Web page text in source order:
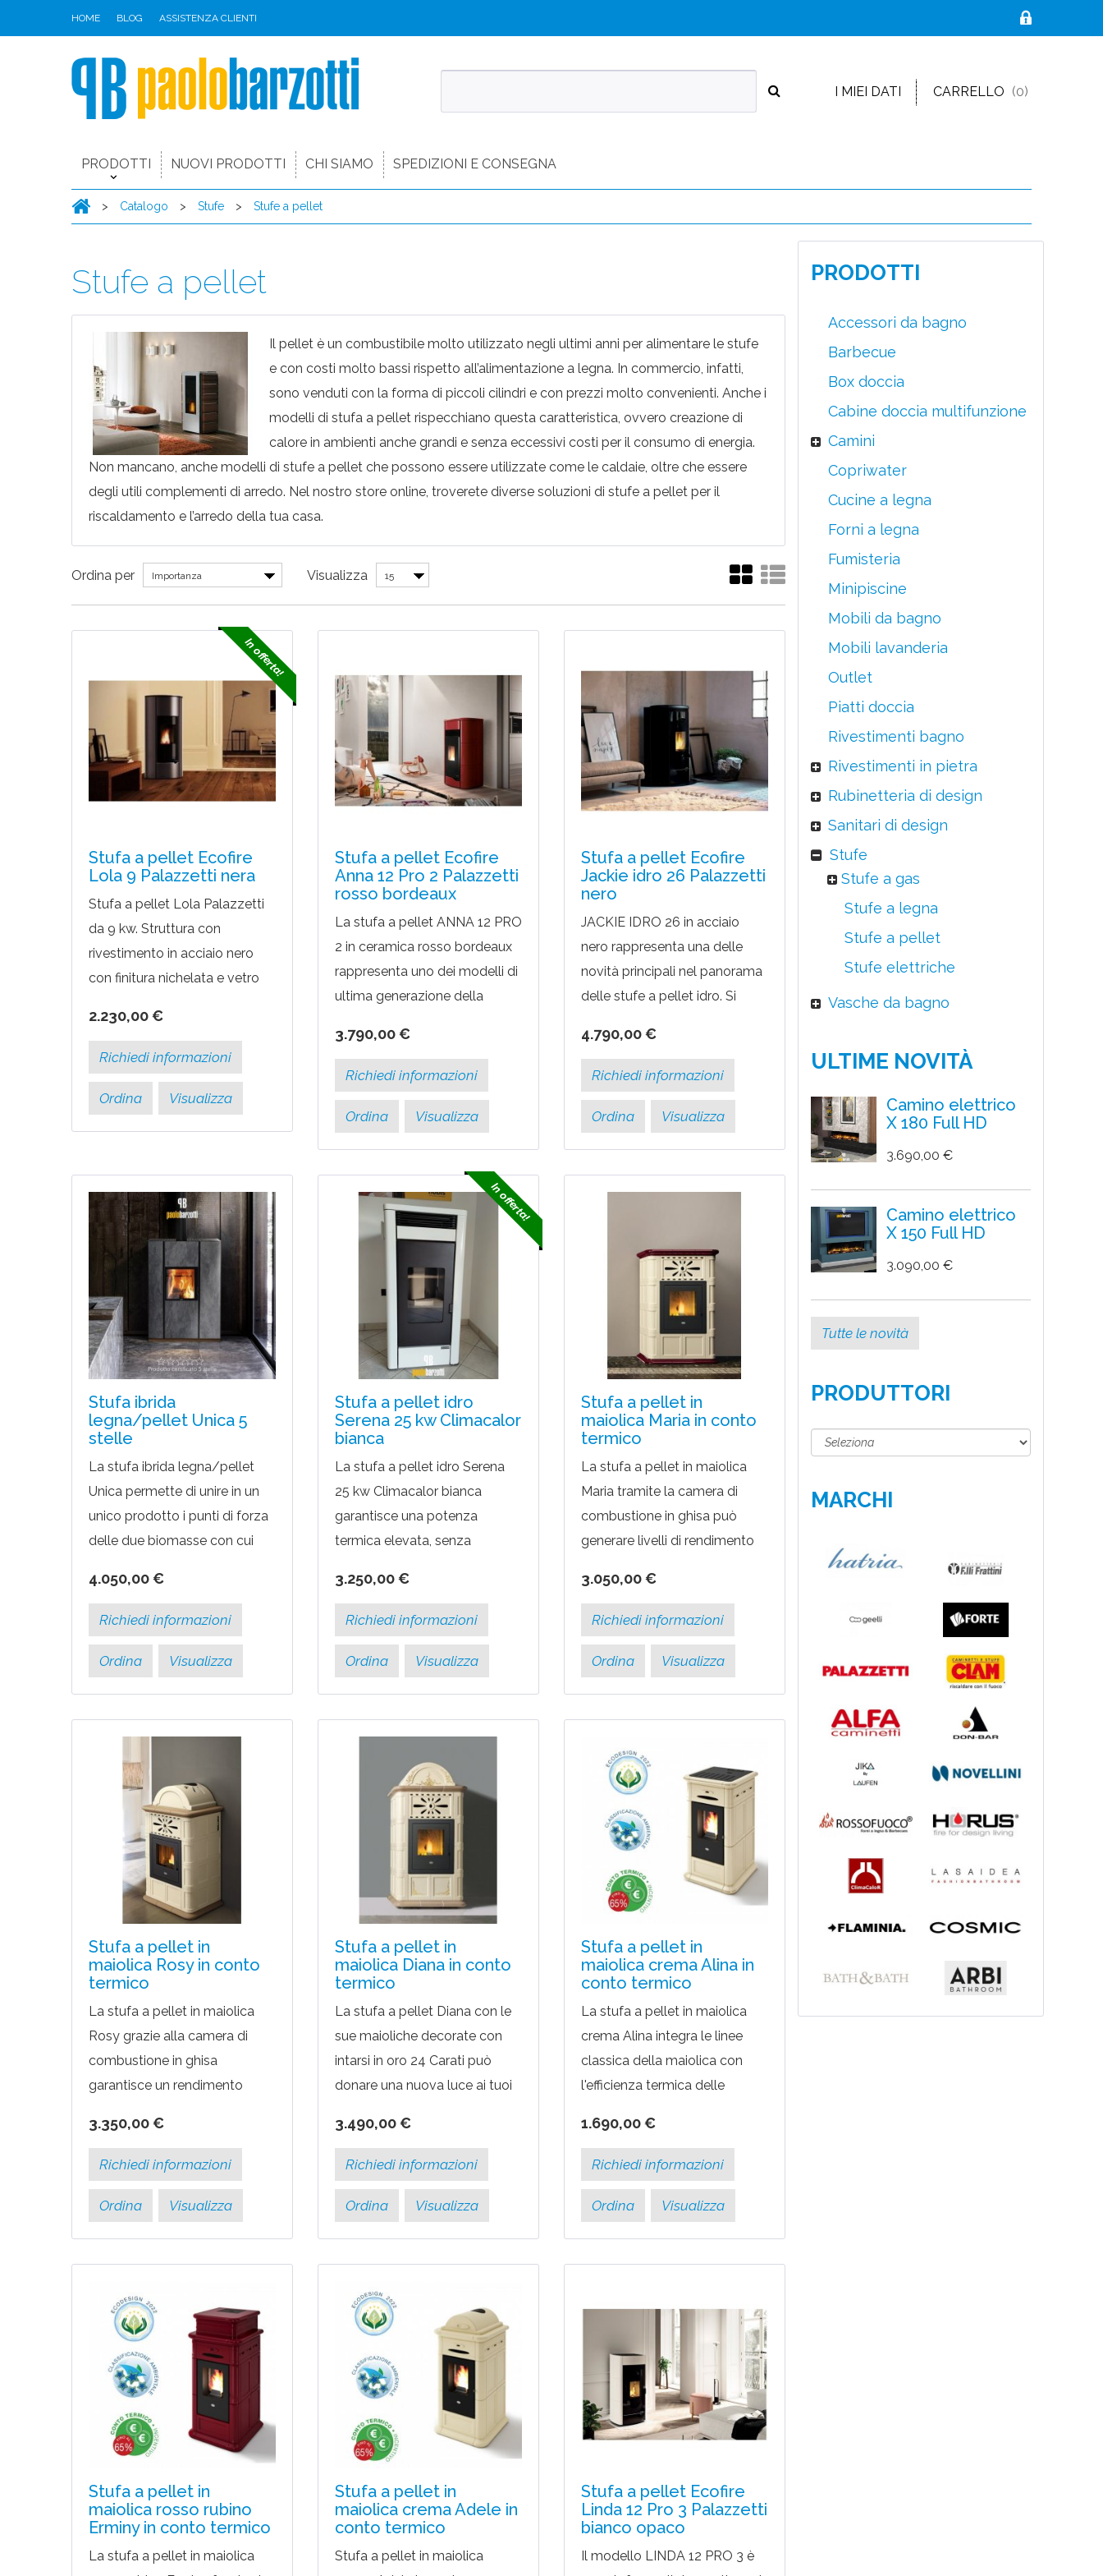
HOME BLOG ASSISTENZA CLIENTI
I MIEI DATI CARRELLO (0)
PRODOTTI NUOVI PRODOTTI CHI SIAMO SPEDIZIONI E CONSEGNA
> Catalogo > Stufe > Stufe a pellet
Stufe a pellet
Il pellet è un combustibile molto utilizzato negli ultimi anni per alimentare le stufe
e con costi molto bassi rispetto all’alimentazione a legna. In commercio, infatti,
sono venduti con la forma di piccoli cilindri e con prezzi molto convenienti. Anche i
modelli di stufa a pellet rispecchiano questa caratteristica, ovvero creazione di
calore in ambienti anche grandi e senza eccessivi costi per il consumo di energia.
Non mancano, anche modelli di stufe a pellet che possono essere utilizzate come le caldaie, oltre che essere
degli utili complementi di arredo. Nel nostro store online, troverete diverse soluzioni di stufe a pellet per il
riscaldamento e l’arredo della tua casa.
Ordina per Importanza Visualizza 15
In offerta!
Stufa a pellet Ecofire
Lola 9 Palazzetti nera
Stufa a pellet Lola Palazzetti
da 9 kw. Struttura con
rivestimento in acciaio nero
con finitura nichelata e vetro
per pezzo in esposizione.Lola
è una stufa a pellet...
2.230,00 €
Richiedi informazioni
Ordina Visualizza
Stufa a pellet Ecofire
Anna 12 Pro 2 Palazzetti
rosso bordeaux
La stufa a pellet ANNA 12 PRO
2 in ceramica rosso bordeaux
rappresenta uno dei modelli di
ultima generazione della
modello con 2 motori dedicati
alla ventilazione, di...
3.790,00 €
Richiedi informazioni
Ordina Visualizza
Stufa a pellet Ecofire
Jackie idro 26 Palazzetti
nero
JACKIE IDRO 26 in acciaio
nero rappresenta una delle
novità principali nel panorama
delle stufe a pellet idro. Si
rendimenti altissimi (93,8%) in
grado di cedere...
4.790,00 €
Richiedi informazioni
Ordina Visualizza
Stufa ibrida
legna/pellet Unica 5
stelle
La stufa ibrida legna/pellet
Unica permette di unire in un
unico prodotto i punti di forza
delle due biomasse con cui
alimentata. Durante il
funzionamento a PELLET...
4.050,00 €
Richiedi informazioni
Ordina Visualizza
In offerta!
Stufa a pellet idro
Serena 25 kw Climacalor
bianca
La stufa a pellet idro Serena
25 kw Climacalor bianca
garantisce una potenza
termica elevata, senza
moderno. Questa stufa grazie
al suo rendimento termico
superiore...
3.250,00 €
Richiedi informazioni
Ordina Visualizza
Stufa a pellet in
maiolica Maria in conto
termico
La stufa a pellet in maiolica
Maria tramite la camera di
combustione in ghisa può
generare livelli di rendimento
sufficienti per usufruire degli...
3.050,00 €
Richiedi informazioni
Ordina Visualizza
Stufa a pellet in
maiolica Rosy in conto
termico
La stufa a pellet in maiolica
Rosy grazie alla camera di
combustione in ghisa
garantisce un rendimento
sufficiente per accedere agli
incentivi fiscali del Conto...
3.350,00 €
Richiedi informazioni
Ordina Visualizza
Stufa a pellet in
maiolica Diana in conto
termico
La stufa a pellet Diana con le
sue maioliche decorate con
intarsi in oro 24 Carati può
donare una nuova luce ai tuoi
genera un potere di 11,5 kw e
ha un...
3.490,00 €
Richiedi informazioni
Ordina Visualizza
Stufa a pellet in
maiolica crema Alina in
conto termico
La stufa a pellet in maiolica
crema Alina integra le linee
classica della maiolica con
l'efficienza termica delle
moderne. La stufa a pellet
Alina ha un...
1.690,00 €
Richiedi informazioni
Ordina Visualizza
Stufa a pellet in
maiolica rosso rubino
Erminy in conto termico
La stufa a pellet in maiolica
Stufa a pellet in
maiolica crema Adele in
conto termico
Stufa a pellet in maiolica
Stufa a pellet Ecofire
Linda 12 Pro 3 Palazzetti
bianco opaco
Il modello LINDA 12 PRO 3 è
PRODOTTI
Accessori da bagno
Barbecue
Box doccia
Cabine doccia multifunzione
Camini
Copriwater
Cucine a legna
Forni a legna
Fumisteria
Minipiscine
Mobili da bagno
Mobili lavanderia
Outlet
Piatti doccia
Rivestimenti bagno
Rivestimenti in pietra
Rubinetteria di design
Sanitari di design
Stufe
Stufe a gas
Stufe a legna
Stufe a pellet
Stufe elettriche
Vasche da bagno
ULTIME NOVITÀ
Camino elettrico
X 180 Full HD
3.690,00 €
Camino elettrico
X 150 Full HD
3.090,00 €
Tutte le novità
PRODUTTORI
MARCHI